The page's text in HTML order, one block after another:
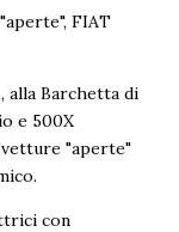
FIAT
alla Barchetta di
e 500X
"aperte"
con